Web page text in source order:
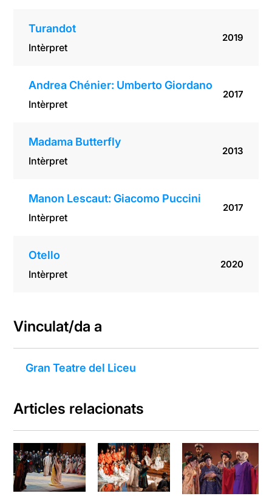
Turandot
Intèrpret
2019
Andrea Chénier: Umberto Giordano
Intèrpret
2017
Madama Butterfly
Intèrpret
2013
Manon Lescaut: Giacomo Puccini
Intèrpret
2017
Otello
Intèrpret
2020
Vinculat/da a
Gran Teatre del Liceu
Articles relacionats